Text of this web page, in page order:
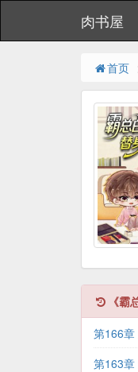
肉书屋
首页
《
第166章
第163章